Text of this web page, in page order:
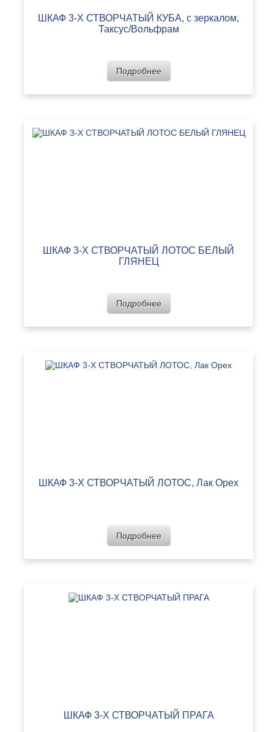
ШКАФ 3-Х СТВОРЧАТЫЙ КУБА, с зеркалом,
Таксус/Вольфрам
Подробнее
ШКАФ 3-Х СТВОРЧАТЫЙ ЛОТОС БЕЛЫЙ
ГЛЯНЕЦ
Подробнее
ШКАФ 3-Х СТВОРЧАТЫЙ ЛОТОС, Лак Орех
Подробнее
ШКАФ 3-Х СТВОРЧАТЫЙ ПРАГА